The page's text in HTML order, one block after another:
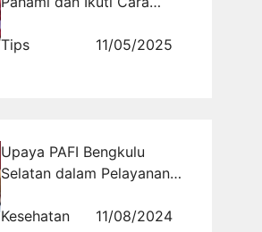
Online Tanpa Biaya
Tips 11/05/2025
Upaya PAFI Bengkulu
Selatan dalam Pelayanan
Obat
Kesehatan 11/08/2024